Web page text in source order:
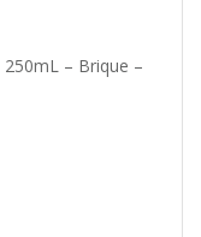
– Brique –